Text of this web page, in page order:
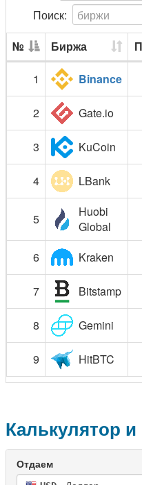
№ Биржа
1 Binance
2 Gate.io
3 KuCoin
4 LBank
5
Huobi
Global
6 Kraken
7 Bitstamp
8 Gemini
9 HitBTC
Калькулятор